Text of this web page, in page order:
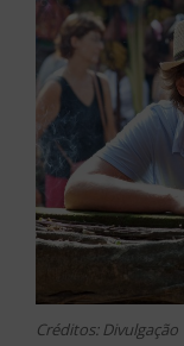
Créditos: Divulgação